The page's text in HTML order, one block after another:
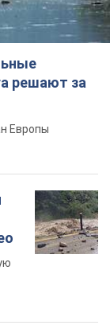
решают за
Европы